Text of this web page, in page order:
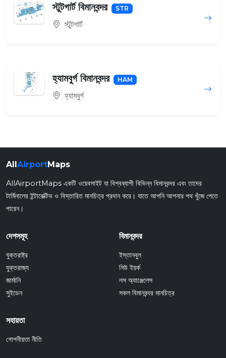
স্টুটগার্ট বিমানবন্দর STR
স্টুটগার্ট
হ্যামবুর্গ বিমানবন্দর HAM
হ্যামবুর্গ
All AirportMaps
AllAirportMaps একটি ওয়েবসাইট যা বিশ্বব্যাপী বিভিন্ন বিমানবন্দর এবং তাদের
টার্মিনালের ইন্টারেক্টিভ ও বিস্তারিত মানচিত্র প্রদান করে। যাতে আপনি আপনার পথ খুঁজে পেতে
পারেন।
দেশসমূহ
যুক্তরাষ্ট্র
যুক্তরাজ্য
জার্মানি
সুইডেন
বিমানবন্দর
ইস্তানবুল
নিউ ইয়র্ক
লস অ্যাঞ্জেলেস
সকল বিমানবন্দর মানচিত্র
সহায়তা
গোপনীয়তা নীতি